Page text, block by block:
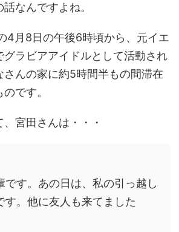
なんですよね。
4月8日の午後6時頃から、元イエ
グラビアアイドルとして活動され
さんの家に約5時間半もの間滞在
です。
宮田さんは・・・
です。あの日は、私の引っ越し
す。他に友人も来てました